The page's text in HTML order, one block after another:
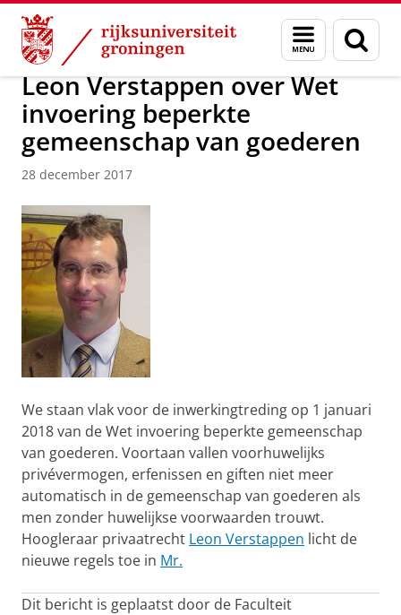
Skip
Content
Skip
Navigation
Menu
en
zoeken
Over ons Actueel Nieuws Nieuwsberichten
Leon Verstappen over Wet
invoering beperkte
gemeenschap van goederen
28 december 2017
We staan vlak voor de inwerkingtreding op 1 januari
2018 van de Wet invoering beperkte gemeenschap
van goederen. Voortaan vallen voorhuwelijks
privévermogen, erfenissen en giften niet meer
automatisch in de gemeenschap van goederen als
men zonder huwelijkse voorwaarden trouwt.
Hoogleraar privaatrecht Leon Verstappen licht de
nieuwe regels toe in Mr.
Dit bericht is geplaatst door de Faculteit